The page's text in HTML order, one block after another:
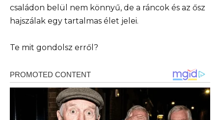
családon belül nem könnyű, de a ráncok és az ősz
hajszálak egy tartalmas élet jelei.
Te mit gondolsz erről?